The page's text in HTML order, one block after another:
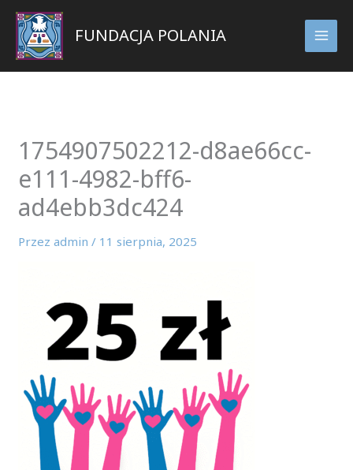
Przejdź
treści
FUNDACJA POLANIA
1754907502212-d8ae66cc-
e111-4982-bff6-
ad4ebb3dc424
Przezadmin/ 11 sierpnia, 2025